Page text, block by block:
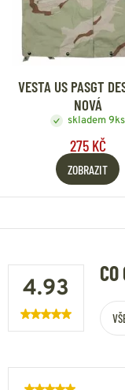
VESTA US PASGT
NOVÁ
skladem 9ks
275 KČ
ZOBRAZIT
4.93